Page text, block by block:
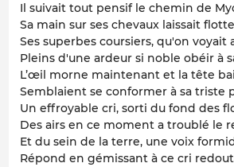
Il suivait tout pensif le chemin de
Sa main sur ses chevaux laissait
Ses superbes coursiers, qu'on voyait
Pleins d'une ardeur si noble obéir à
L’œil morne maintenant et la tête
Semblaient se conformer à sa triste
Un effroyable cri, sorti du fond des
Des airs en ce moment a troublé le
Et du sein de la terre, une voix
Répond en gémissant à ce cri